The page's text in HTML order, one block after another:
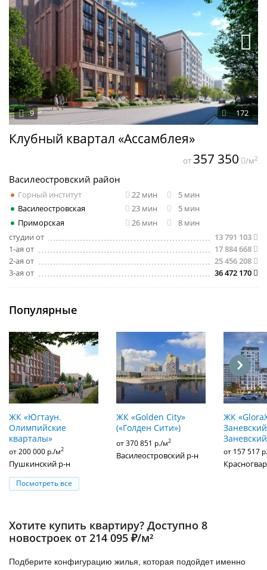
Клубный квартал «Ассамблея»
172
9
Василеостровский район
Горный институт 22 мин
5 мин
Василеостровская
23 мин
5 мин
Приморская
26 мин
8 мин
студии от
13 791 103
1-ая от
17 884 668
2-ая от
25 456 208
3-ая от
36 472 170
от 357 350 /м2
Популярные
ЖК «Югтаун.
Олимпийские
кварталы»
от 200 000 р./м2
Пушкинский р-н
ЖК «Golden City»
(«Голден Сити»)
от 370 851 р./м2
Василеостровский р-н
ЖК
от 157 517
Посмотреть все
Хотите купить квартиру? Доступно 8
новостроек от 214 095 ₽/м²
Подберите конфигурацию жилья, которая подойдет именно